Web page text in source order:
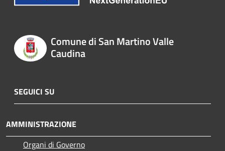
Comune di San Martino Valle
Caudina
SEGUICI SU
AMMINISTRAZIONE
Organi di Governo